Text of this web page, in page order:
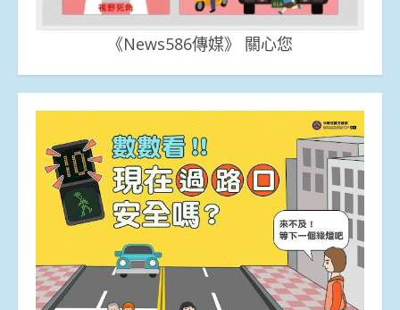
《News586傳媒》 關心您